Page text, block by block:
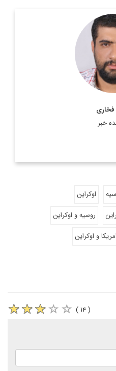
فخاری
خبر
ارشد مطالعات خاورمیانه علامه
بیشتر
اوکراین
روسیه و اوکراین
امریکا و اوکراین
( ۱۴ )